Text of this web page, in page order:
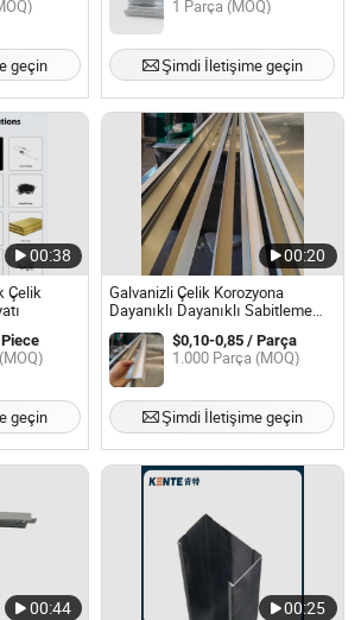
geçin
1 Parça (MOQ)
Şimdi İletişime geçin
00:38
Çelik
geçin
00:20
Galvanizli Çelik Korozyona
Dayanıklı Dayanıklı Sabitleme
Hafif Çelik Kiriş Tavan
$0,10-0,85 / Parça
1.000 Parça (MOQ)
Şimdi İletişime geçin
00:44 00:25